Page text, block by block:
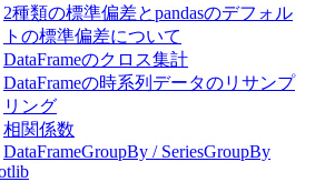
2種類の標準偏差とpandasのデフォル
トの標準偏差について
DataFrameのクロス集計
DataFrameの時系列データのリサンプ
リング
相関係数
DataFrameGroupBy / SeriesGroupBy